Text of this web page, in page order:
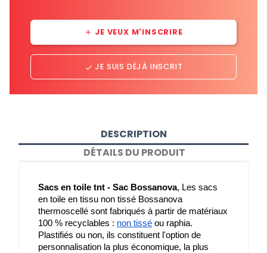
add JE VEUX M'INSCRIRE
done JE SUIS DÉJÀ INSCRIT
DESCRIPTION
DÉTAILS DU PRODUIT
Sacs en toile tnt - Sac Bossanova, Les sacs
en toile en tissu non tissé Bossanova
thermoscellé sont fabriqués à partir de matériaux
100 % recyclables : non tissé ou raphia.
Plastifiés ou non, ils constituent l'option de
personnalisation la plus économique, la plus